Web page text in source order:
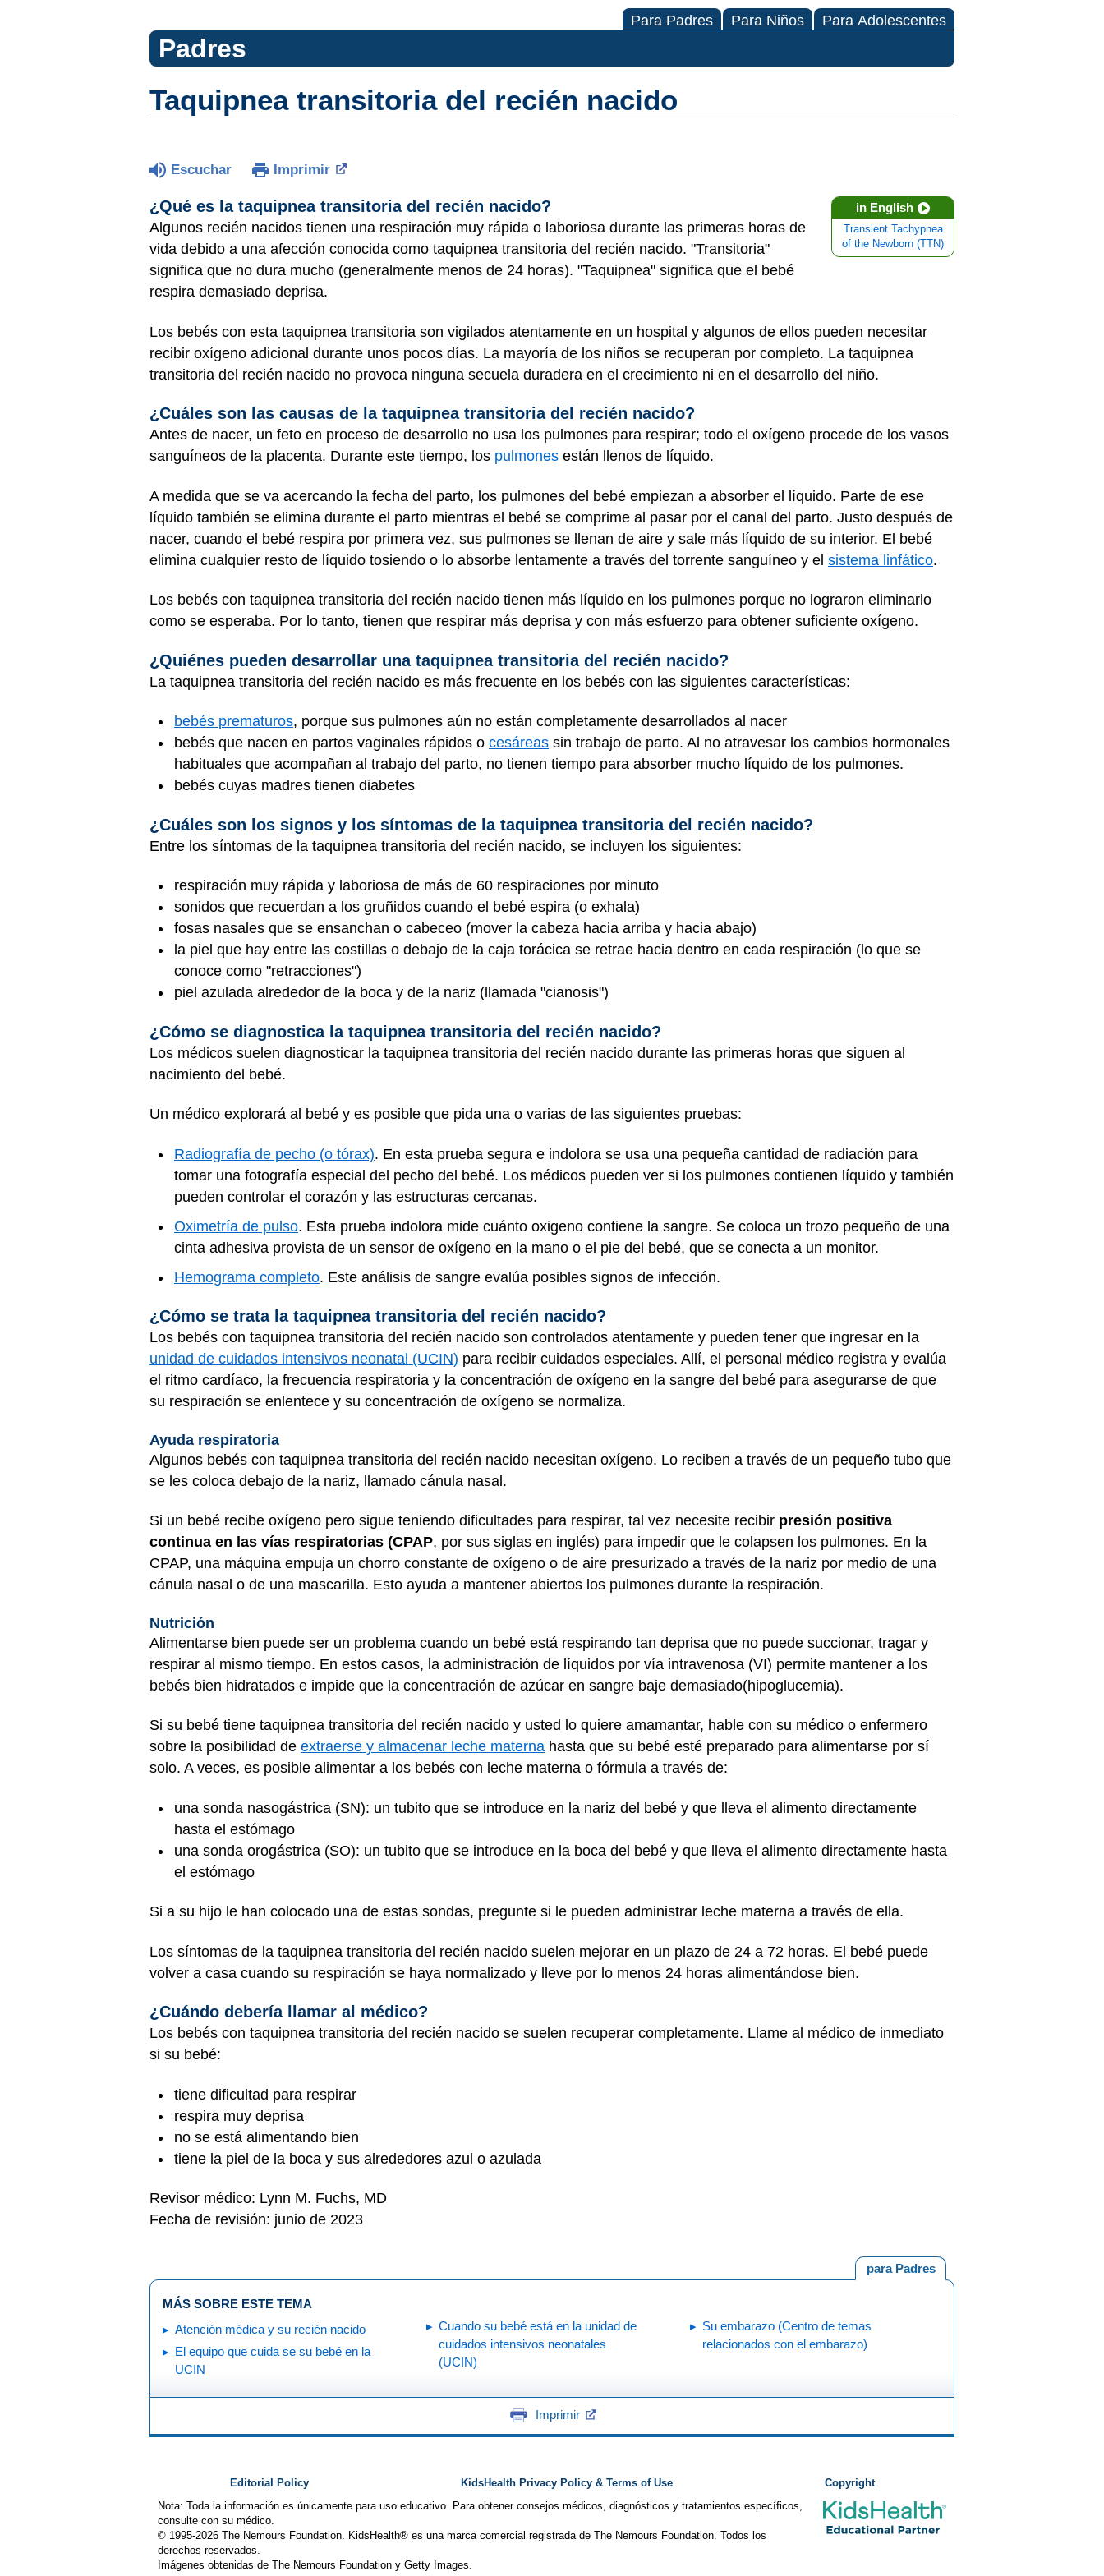
Para Padres Para Niños Para Adolescentes
Padres
Taquipnea transitoria del recién nacido
Escuchar Imprimir
in English
Transient Tachypnea
of the Newborn (TTN)
¿Qué es la taquipnea transitoria del recién nacido?
Algunos recién nacidos tienen una respiración muy rápida o laboriosa durante las primeras horas de
vida debido a una afección conocida como taquipnea transitoria del recién nacido. "Transitoria"
significa que no dura mucho (generalmente menos de 24 horas). "Taquipnea" significa que el bebé
respira demasiado deprisa.
Los bebés con esta taquipnea transitoria son vigilados atentamente en un hospital y algunos de ellos pueden necesitar
recibir oxígeno adicional durante unos pocos días. La mayoría de los niños se recuperan por completo. La taquipnea
transitoria del recién nacido no provoca ninguna secuela duradera en el crecimiento ni en el desarrollo del niño.
¿Cuáles son las causas de la taquipnea transitoria del recién nacido?
Antes de nacer, un feto en proceso de desarrollo no usa los pulmones para respirar; todo el oxígeno procede de los vasos
sanguíneos de la placenta. Durante este tiempo, los pulmones están llenos de líquido.
A medida que se va acercando la fecha del parto, los pulmones del bebé empiezan a absorber el líquido. Parte de ese
líquido también se elimina durante el parto mientras el bebé se comprime al pasar por el canal del parto. Justo después de
nacer, cuando el bebé respira por primera vez, sus pulmones se llenan de aire y sale más líquido de su interior. El bebé
elimina cualquier resto de líquido tosiendo o lo absorbe lentamente a través del torrente sanguíneo y el sistema linfático.
Los bebés con taquipnea transitoria del recién nacido tienen más líquido en los pulmones porque no lograron eliminarlo
como se esperaba. Por lo tanto, tienen que respirar más deprisa y con más esfuerzo para obtener suficiente oxígeno.
¿Quiénes pueden desarrollar una taquipnea transitoria del recién nacido?
La taquipnea transitoria del recién nacido es más frecuente en los bebés con las siguientes características:
bebés prematuros, porque sus pulmones aún no están completamente desarrollados al nacer
bebés que nacen en partos vaginales rápidos o cesáreas sin trabajo de parto. Al no atravesar los cambios hormonales
habituales que acompañan al trabajo del parto, no tienen tiempo para absorber mucho líquido de los pulmones.
bebés cuyas madres tienen diabetes
¿Cuáles son los signos y los síntomas de la taquipnea transitoria del recién nacido?
Entre los síntomas de la taquipnea transitoria del recién nacido, se incluyen los siguientes:
respiración muy rápida y laboriosa de más de 60 respiraciones por minuto
sonidos que recuerdan a los gruñidos cuando el bebé espira (o exhala)
fosas nasales que se ensanchan o cabeceo (mover la cabeza hacia arriba y hacia abajo)
la piel que hay entre las costillas o debajo de la caja torácica se retrae hacia dentro en cada respiración (lo que se
conoce como "retracciones")
piel azulada alrededor de la boca y de la nariz (llamada "cianosis")
¿Cómo se diagnostica la taquipnea transitoria del recién nacido?
Los médicos suelen diagnosticar la taquipnea transitoria del recién nacido durante las primeras horas que siguen al
nacimiento del bebé.
Un médico explorará al bebé y es posible que pida una o varias de las siguientes pruebas:
Radiografía de pecho (o tórax). En esta prueba segura e indolora se usa una pequeña cantidad de radiación para
tomar una fotografía especial del pecho del bebé. Los médicos pueden ver si los pulmones contienen líquido y también
pueden controlar el corazón y las estructuras cercanas.
Oximetría de pulso. Esta prueba indolora mide cuánto oxigeno contiene la sangre. Se coloca un trozo pequeño de una
cinta adhesiva provista de un sensor de oxígeno en la mano o el pie del bebé, que se conecta a un monitor.
Hemograma completo. Este análisis de sangre evalúa posibles signos de infección.
¿Cómo se trata la taquipnea transitoria del recién nacido?
Los bebés con taquipnea transitoria del recién nacido son controlados atentamente y pueden tener que ingresar en la
unidad de cuidados intensivos neonatal (UCIN) para recibir cuidados especiales. Allí, el personal médico registra y evalúa
el ritmo cardíaco, la frecuencia respiratoria y la concentración de oxígeno en la sangre del bebé para asegurarse de que
su respiración se enlentece y su concentración de oxígeno se normaliza.
Ayuda respiratoria
Algunos bebés con taquipnea transitoria del recién nacido necesitan oxígeno. Lo reciben a través de un pequeño tubo que
se les coloca debajo de la nariz, llamado cánula nasal.
Si un bebé recibe oxígeno pero sigue teniendo dificultades para respirar, tal vez necesite recibir presión positiva
continua en las vías respiratorias (CPAP, por sus siglas en inglés) para impedir que le colapsen los pulmones. En la
CPAP, una máquina empuja un chorro constante de oxígeno o de aire presurizado a través de la nariz por medio de una
cánula nasal o de una mascarilla. Esto ayuda a mantener abiertos los pulmones durante la respiración.
Nutrición
Alimentarse bien puede ser un problema cuando un bebé está respirando tan deprisa que no puede succionar, tragar y
respirar al mismo tiempo. En estos casos, la administración de líquidos por vía intravenosa (VI) permite mantener a los
bebés bien hidratados e impide que la concentración de azúcar en sangre baje demasiado(hipoglucemia).
Si su bebé tiene taquipnea transitoria del recién nacido y usted lo quiere amamantar, hable con su médico o enfermero
sobre la posibilidad de extraerse y almacenar leche materna hasta que su bebé esté preparado para alimentarse por sí
solo. A veces, es posible alimentar a los bebés con leche materna o fórmula a través de:
una sonda nasogástrica (SN): un tubito que se introduce en la nariz del bebé y que lleva el alimento directamente
hasta el estómago
una sonda orogástrica (SO): un tubito que se introduce en la boca del bebé y que lleva el alimento directamente hasta
el estómago
Si a su hijo le han colocado una de estas sondas, pregunte si le pueden administrar leche materna a través de ella.
Los síntomas de la taquipnea transitoria del recién nacido suelen mejorar en un plazo de 24 a 72 horas. El bebé puede
volver a casa cuando su respiración se haya normalizado y lleve por lo menos 24 horas alimentándose bien.
¿Cuándo debería llamar al médico?
Los bebés con taquipnea transitoria del recién nacido se suelen recuperar completamente. Llame al médico de inmediato
si su bebé:
tiene dificultad para respirar
respira muy deprisa
no se está alimentando bien
tiene la piel de la boca y sus alrededores azul o azulada
Revisor médico: Lynn M. Fuchs, MD
Fecha de revisión: junio de 2023
para Padres
MÁS SOBRE ESTE TEMA
Atención médica y su recién nacido
El equipo que cuida se su bebé en la
UCIN
Cuando su bebé está en la unidad de
cuidados intensivos neonatales
(UCIN)
Su embarazo (Centro de temas
relacionados con el embarazo)
Imprimir
Editorial Policy KidsHealth Privacy Policy & Terms of Use
Copyright
Nota: Toda la información es únicamente para uso educativo. Para obtener consejos médicos, diagnósticos y tratamientos específicos,
consulte con su médico.
© 1995-2026 The Nemours Foundation. KidsHealth® es una marca comercial registrada de The Nemours Foundation. Todos los
derechos reservados.
Imágenes obtenidas de The Nemours Foundation y Getty Images.